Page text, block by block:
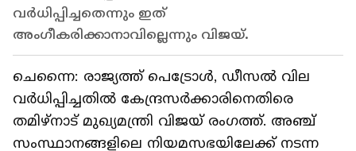
വർധിപ്പിച്ചതെന്നും ഇത്
അംഗീകരിക്കാനാവില്ലെന്നും വിജയ്.
ചെന്നൈ: രാജ്യത്ത് പെട്രോൾ, ഡീസൽ വില
വർധിപ്പിച്ചതിൽ കേന്ദ്രസർക്കാരിനെതിരെ
തമിഴ്നാട് മുഖ്യമന്ത്രി വിജയ് രംഗത്ത്. അഞ്ച്
സംസ്ഥാനങ്ങളിലെ നിയമസഭയിലേക്ക് നടന്ന